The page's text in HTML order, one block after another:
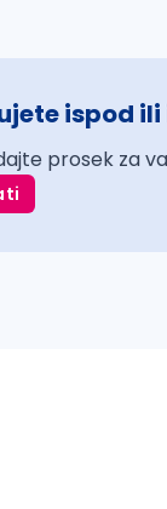
ispod
prosek za